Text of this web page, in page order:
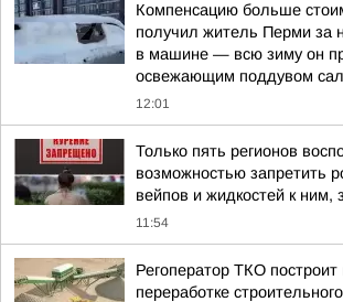
Компенсацию больше
получил житель Перми за
в машине — всю зиму он
освежающим поддувом
12:01
Только пять регионов
возможностью запретить
вейпов и жидкостей к ним,
11:54
Регоператор ТКО построит
переработке